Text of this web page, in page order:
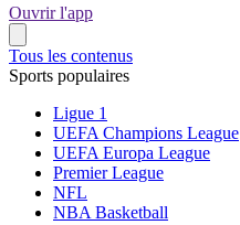
Ouvrir l'app
Tous les contenus
Sports populaires
Ligue 1
UEFA Champions League
UEFA Europa League
Premier League
NFL
NBA Basketball